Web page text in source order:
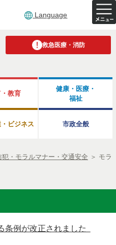
Language
救急医療・消防
教育
健康・医療・
福祉
ビジネス 市政全般
犯・モラルマナー・交通安全 ＞ モラ
条例が改正されました